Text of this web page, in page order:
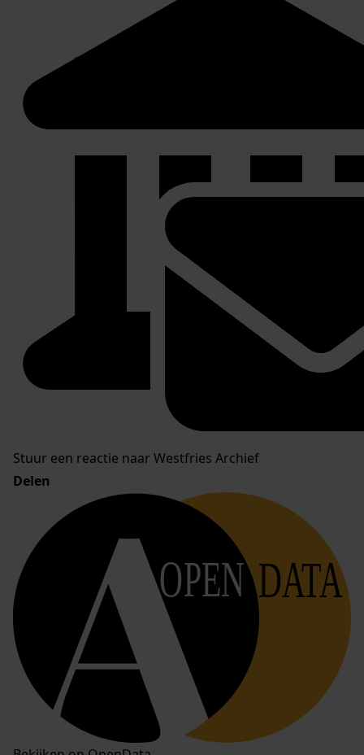
Stuur een reactie naar Westfries Archief
Delen
OPEN DATA